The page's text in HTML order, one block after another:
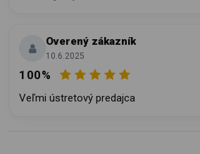
Overený zákazník
10.6.2025
100%
Veľmi ústretový predajca